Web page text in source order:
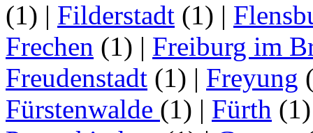
(1) | Filderstadt (1) |
Frechen (1) | Freiburg im
Freudenstadt (1) | Freyung
Fürstenwalde (1) | Fürth